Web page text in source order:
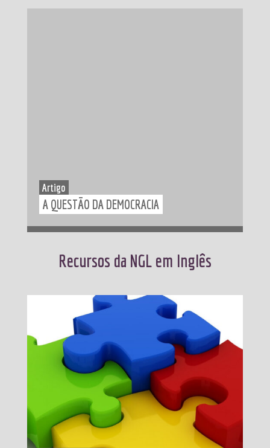
Artigo
A QUESTÃO DA DEMOCRACIA
Recursos da NGL em Inglês